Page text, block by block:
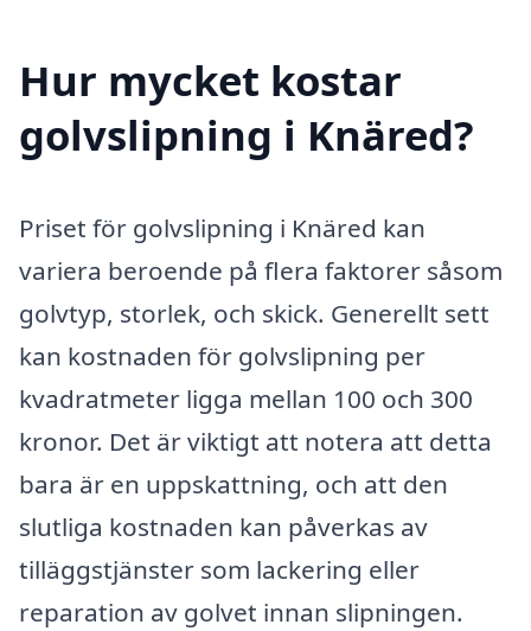
Hur mycket kostar
golvslipning i Knäred?
Priset för golvslipning i Knäred kan
variera beroende på flera faktorer såsom
golvtyp, storlek, och skick. Generellt sett
kan kostnaden för golvslipning per
kvadratmeter ligga mellan 100 och 300
kronor. Det är viktigt att notera att detta
bara är en uppskattning, och att den
slutliga kostnaden kan påverkas av
tilläggstjänster som lackering eller
reparation av golvet innan slipningen.